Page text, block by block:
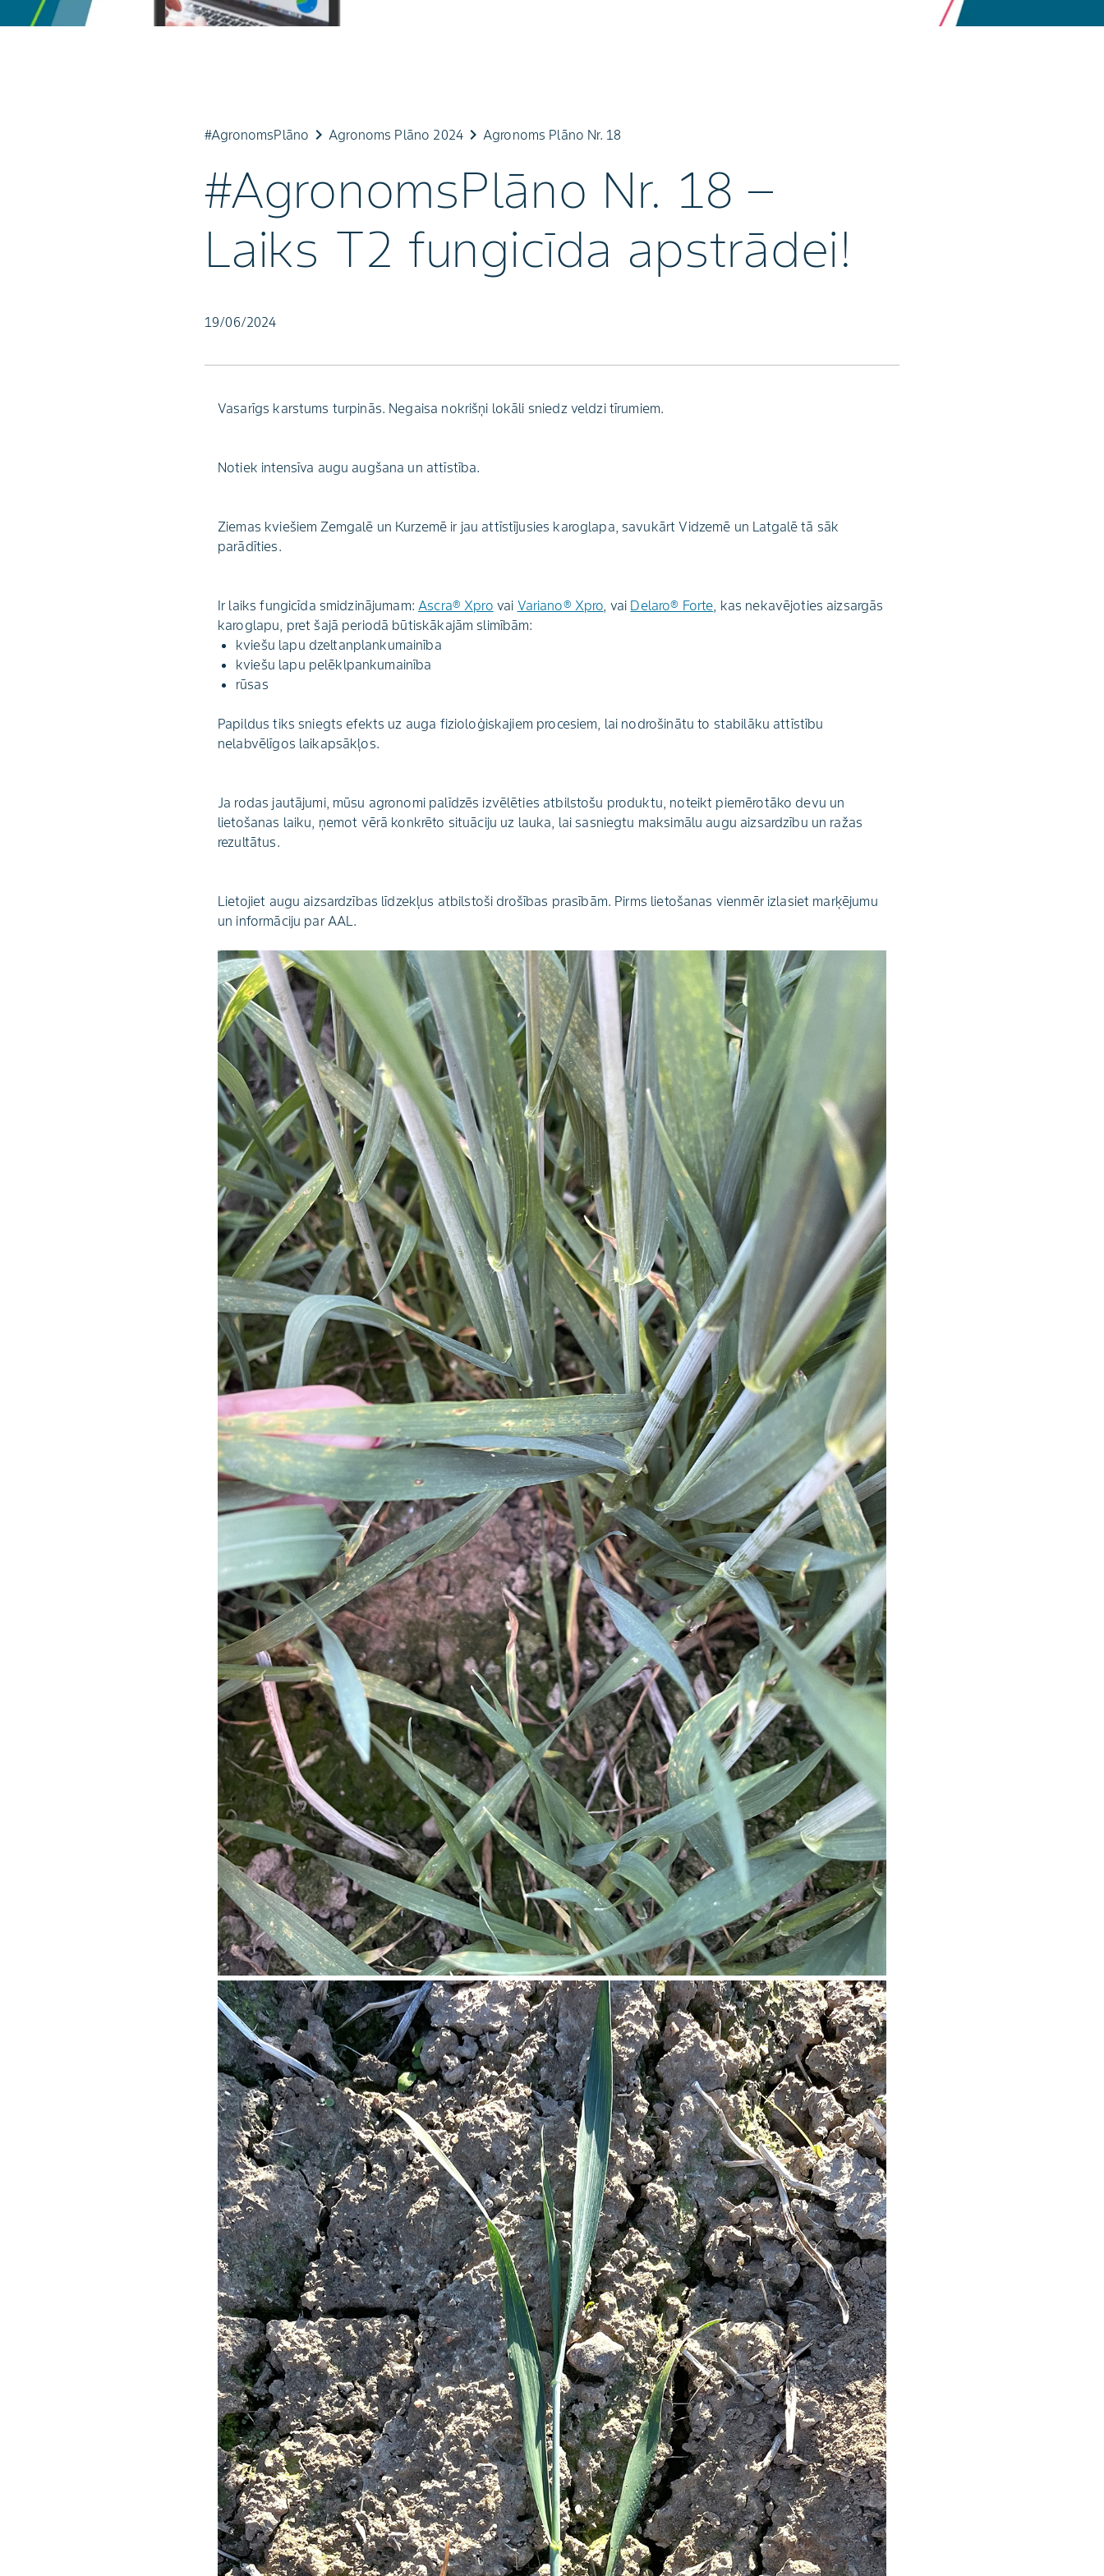
#AgronomsPlāno keyboard_arrow_rightAgronoms Plāno 2024keyboard_arrow_right Agronoms Plāno Nr. 18
#AgronomsPlāno Nr. 18 –
Laiks T2 fungicīda apstrādei!
19/06/2024
Vasarīgs karstums turpinās. Negaisa nokrišņi lokāli sniedz veldzi tīrumiem.
Notiek intensīva augu augšana un attīstība.
Ziemas kviešiem Zemgalē un Kurzemē ir jau attīstījusies karoglapa, savukārt Vidzemē un Latgalē tā sāk
parādīties.
Ir laiks fungicīda smidzinājumam:Ascra®️ Xpro vai Variano®️ Xpro, vai Delaro®️ Forte, kas nekavējoties aizsargās
karoglapu, pret šajā periodā būtiskākajām slimībām:
kviešu lapu dzeltanplankumainība
kviešu lapu pelēklpankumainība
rūsas
Papildus tiks sniegts efekts uz auga fizioloģiskajiem procesiem, lai nodrošinātu to stabilāku attīstību
nelabvēlīgos laikapsākļos.
Ja rodas jautājumi, mūsu agronomi palīdzēs izvēlēties atbilstošu produktu, noteikt piemērotāko devu un
lietošanas laiku, ņemot vērā konkrēto situāciju uz lauka, lai sasniegtu maksimālu augu aizsardzību un ražas
rezultātus.
Lietojiet augu aizsardzības līdzekļus atbilstoši drošības prasībām. Pirms lietošanas vienmēr izlasiet marķējumu
un informāciju par AAL.